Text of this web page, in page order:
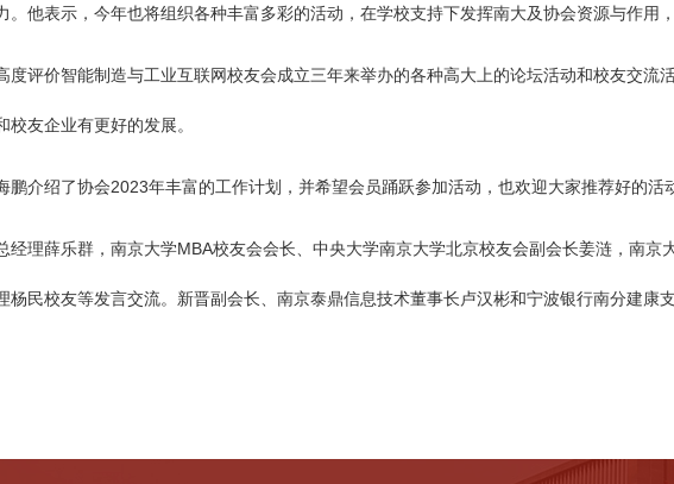
他表示，今年也将组织各种丰富多彩的活动，在学校支持下发挥南大及协会资源与作用
度评价智能制造与工业互联网校友会成立三年来举办的各种高大上的论坛活动和校友交
友企业有更好的发展。
鹏介绍了协会2023年丰富的工作计划，并希望会员踊跃参加活动，也欢迎大家推荐好的活
经理薛乐群，南京大学MBA校友会会长、中央大学南京大学北京校友会副会长姜涟，南
民校友等发言交流。新晋副会长、南京泰鼎信息技术董事长卢汉彬和宁波银行南分建康